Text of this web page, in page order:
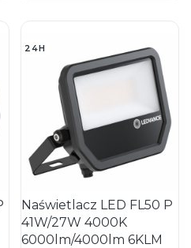
24H
Naświetlacz LED FL50 P
41W/27W 4000K
6000lm/4000lm 6KLM